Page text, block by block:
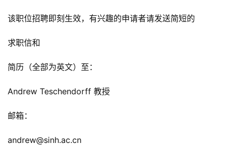
该职位招聘即刻生效，有兴趣的申请者请发送简短的
求职信和
简历（全部为英文）至：
Andrew Teschendorff 教授
邮箱：
andrew@sinh.ac.cn